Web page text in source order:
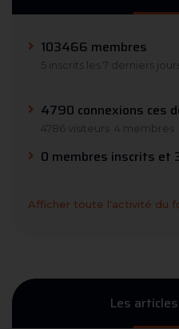
103466 membres
5 inscrits les 7 derniers jours
4790 connexions ces
4786 visiteurs 4 membres
0 membres inscrits et
Afficher toute l'activité du
Les